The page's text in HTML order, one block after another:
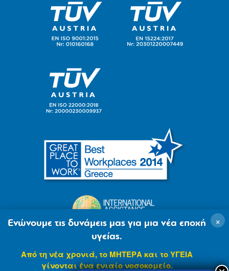
×
Ενώνουμε τις δυνάμεις μας για μια νέα εποχή
υγείας.
Από τη νέα χρονιά, το ΜΗΤΕΡΑ και το ΥΓΕΙΑ
γίνονται ένα ενιαίο νοσοκομείο.